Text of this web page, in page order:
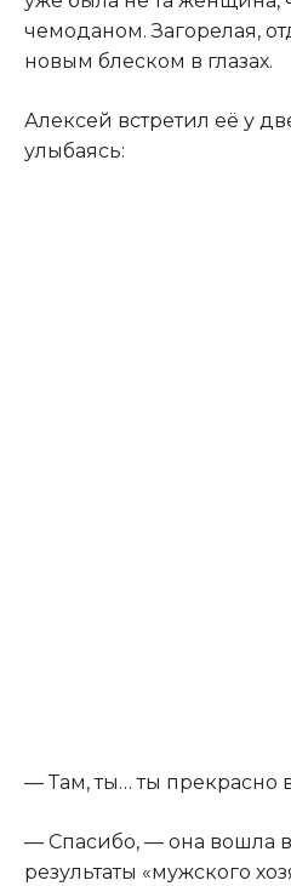
чемоданом. Загорелая,
новым блеском в глазах.
Алексей встретил её у
улыбаясь:
— Там, ты… ты прекрасно
— Спасибо, — она вошла
результаты «мужского